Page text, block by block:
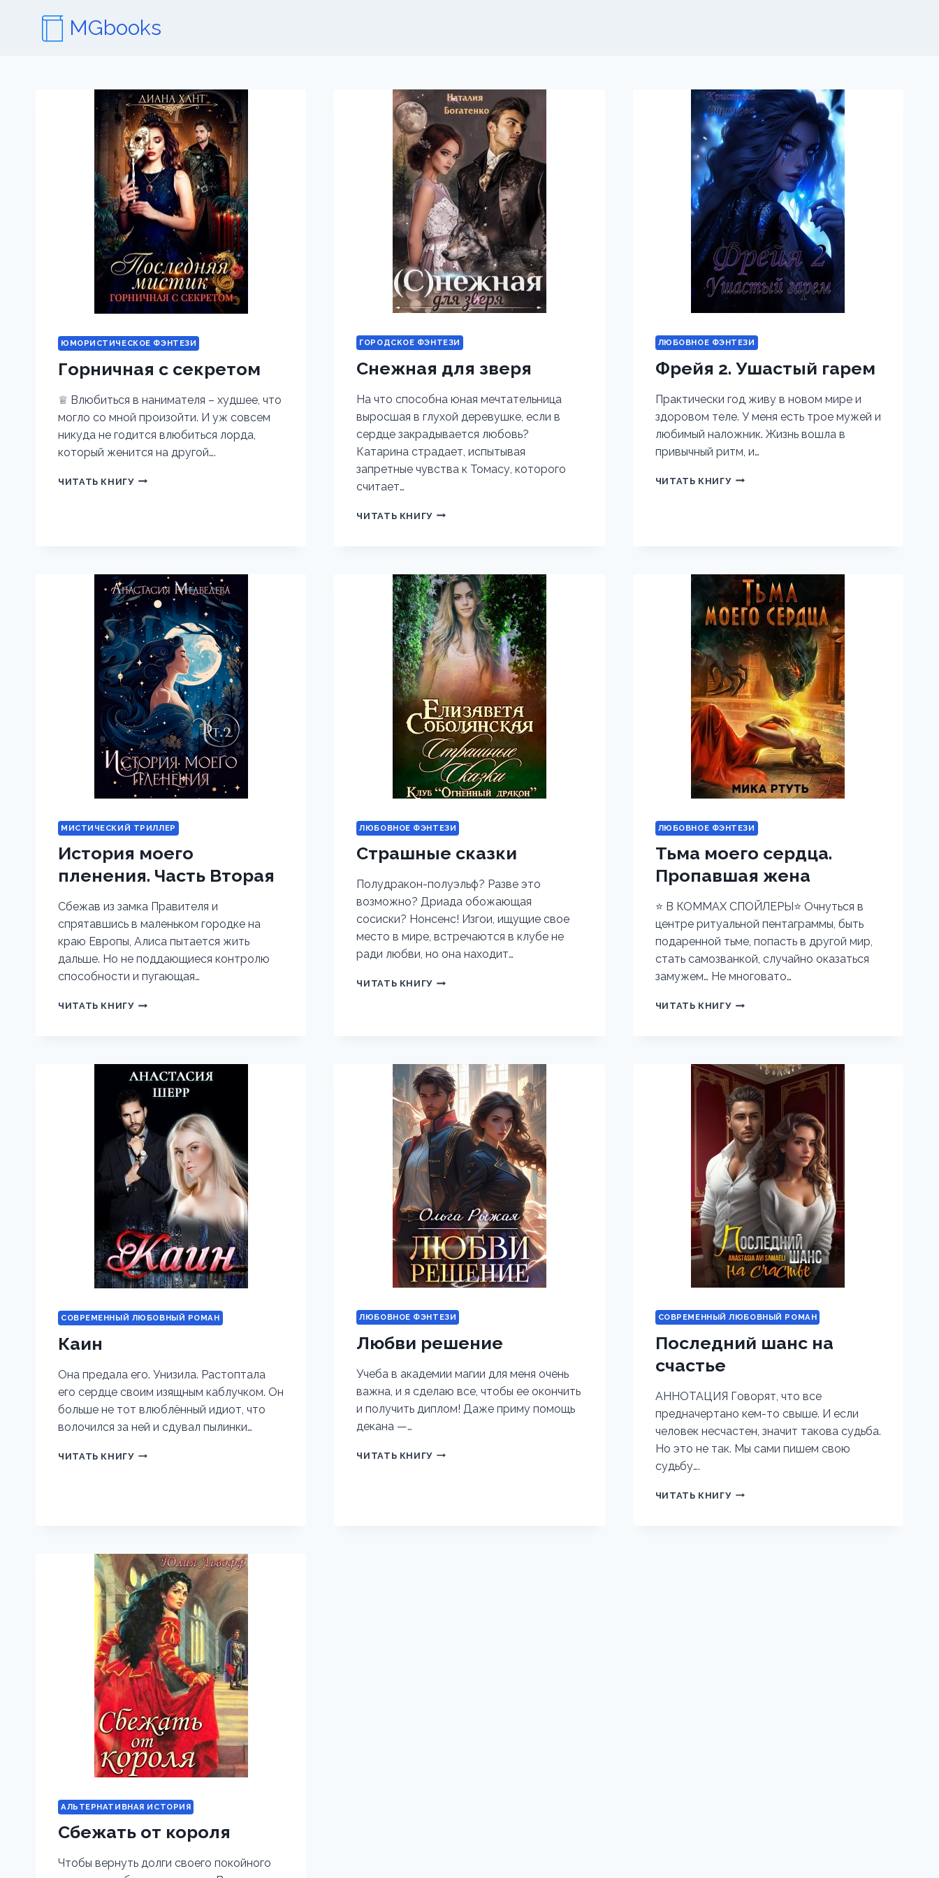
содержимому
MGbooks
ЮМОРИСТИЧЕСКОЕ ФЭНТЕЗИ
Горничная с секретом
♕ Влюбиться в нанимателя – худшее, что
могло со мной произойти. И уж совсем
никуда не годится влюбиться лорда,
который женится на другой….
ЧИТАТЬ КНИГУГОРНИЧНАЯ
ГОРОДСКОЕ ФЭНТЕЗИ
Снежная для зверя
На что способна юная мечтательница
выросшая в глухой деревушке, если в
сердце закрадывается любовь?
Катарина страдает, испытывая
запретные чувства к Томасу, которого
считает…
ЧИТАТЬ КНИГУ СНЕЖНАЯ
ЛЮБОВНОЕ ФЭНТЕЗИ
Фрейя 2. Ушастый гарем
Практически год живу в новом мире и
здоровом теле. У меня есть трое мужей и
любимый наложник. Жизнь вошла в
привычный ритм, и…
ЧИТАТЬ КНИГУФРЕЙЯ
МИСТИЧЕСКИЙ ТРИЛЛЕР
История моего
пленения. Часть Вторая
Сбежав из замка Правителя и
спрятавшись в маленьком городке на
краю Европы, Алиса пытается жить
дальше. Но не поддающиеся контролю
способности и пугающая…
ЧИТАТЬ КНИГУИСТОРИЯ
ЛЮБОВНОЕ ФЭНТЕЗИ
Страшные сказки
Полудракон-полуэльф? Разве это
возможно? Дриада обожающая
сосиски? Нонсенс! Изгои, ищущие свое
место в мире, встречаются в клубе не
ради любви, но она находит…
ЧИТАТЬ КНИГУ СТРАШНЫЕ
ЛЮБОВНОЕ ФЭНТЕЗИ
Тьма моего сердца.
Пропавшая жена
⭐️ В КОММАХ СПОЙЛЕРЫ⭐️ Очнуться в
центре ритуальной пентаграммы, быть
подаренной тьме, попасть в другой мир,
стать самозванкой, случайно оказаться
замужем… Не многовато…
ЧИТАТЬ КНИГУТЬМА
СОВРЕМЕННЫЙ ЛЮБОВНЫЙ РОМАН
Каин
Она предала его. Унизила. Растоптала
его сердце своим изящным каблучком. Он
больше не тот влюблённый идиот, что
волочился за ней и сдувал пылинки…
ЧИТАТЬ КНИГУКАИН
ЛЮБОВНОЕ ФЭНТЕЗИ
Любви решение
Учеба в академии магии для меня очень
важна, и я сделаю все, чтобы ее окончить
и получить диплом! Даже приму помощь
декана —…
ЧИТАТЬ КНИГУ ЛЮБВИ
СОВРЕМЕННЫЙ ЛЮБОВНЫЙ РОМАН
Последний шанс на
счастье
АННОТАЦИЯ Говорят, что все
предначертано кем-то свыше. И если
человек несчастен, значит такова судьба.
Но это не так. Мы сами пишем свою
судьбу….
ЧИТАТЬ КНИГУПОСЛЕДНИЙ
АЛЬТЕРНАТИВНАЯ ИСТОРИЯ
Сбежать от короля
Чтобы вернуть долги своего покойного